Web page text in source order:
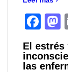
El estrés
las